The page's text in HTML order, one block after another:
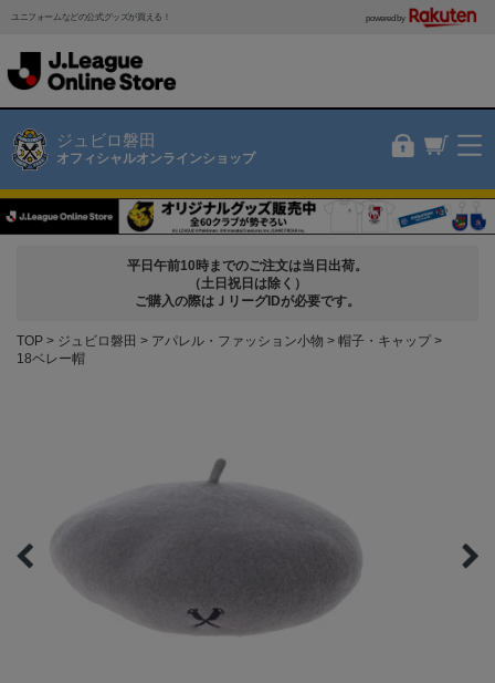
ユニフォームなどの公式グッズが買える！ powered by
ジュビロ磐田
オフィシャルオンラインショップ
平日午前10時までのご注文は当日出荷。
（土日祝日は除く）
ご購入の際はＪリーグIDが必要です。
TOP ジュビロ磐田 アパレル・ファッション小物
帽子・キャップ
18ベレー帽